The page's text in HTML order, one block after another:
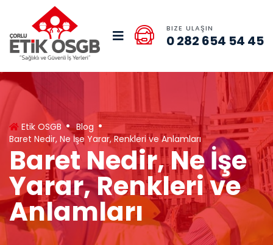
BIZE ULAŞIN
0 282 654 54 45
Etik OSGB
Blog
Baret Nedir, Ne İşe Yarar, Renkleri ve Anlamları
Baret Nedir, Ne İşe
Yarar, Renkleri ve
Anlamları